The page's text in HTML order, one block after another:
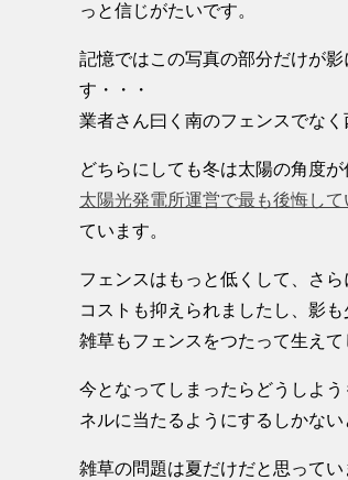
っと信じがたいです。
記憶ではこの写真の部分だけが
す・・・
業者さん曰く南のフェンスでな
どちらにしても冬は太陽の角度
太陽光発電所運営で最も後悔して
ています。
フェンスはもっと低くして、さら
コストも抑えられましたし、影も
雑草もフェンスをつたって生え
今となってしまったらどうしよ
ネルに当たるようにするしかない
雑草の問題は夏だけだと思って